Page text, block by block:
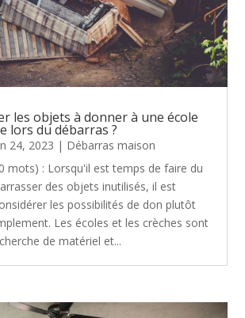
les objets à donner à une école
lors du débarras ?
24, 2023 | Débarras maison
mots) : Lorsqu'il est temps de faire du
des objets inutilisés, il est
les possibilités de don plutôt
Les écoles et les crèches sont
de matériel et...